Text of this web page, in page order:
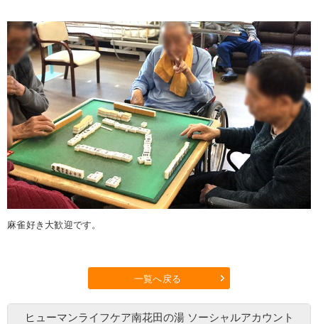
麻雀好き大歓迎です。
一覧へ戻る
ヒューマンライフケア南花田の湯 ソーシャルアカウント